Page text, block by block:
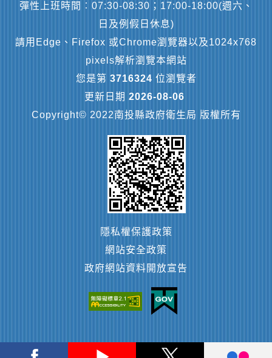
彈性上班時間︰07:30-08:30；17:00-18:00(週六、
日及例假日休息)
請用Edge、Firefox 或Chrome瀏覽器以及1024x768
pixels解析瀏覽本網站
您是第 3716324 位瀏覽者
更新日期 2026-08-06
Copyright© 2022南投縣政府衛生局 版權所有
隱私權保護政策
網站安全政策
政府網站資料開放宣告
Facebook Youtube